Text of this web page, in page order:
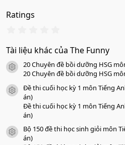
Ratings
0
0
s
a
o
Tài liệu khác của The Funny
icon tài liệu
20 Chuyên đề bồi dưỡng HSG
20 Chuyên đề bồi dưỡng HSG
icon tài liệu
Đề thi cuối học kỳ 1 môn Tiếng
án)
Đề thi cuối học kỳ 1 môn Tiếng
án)
icon tài liệu
Bộ 150 đề thi học sinh giỏi môn
án)